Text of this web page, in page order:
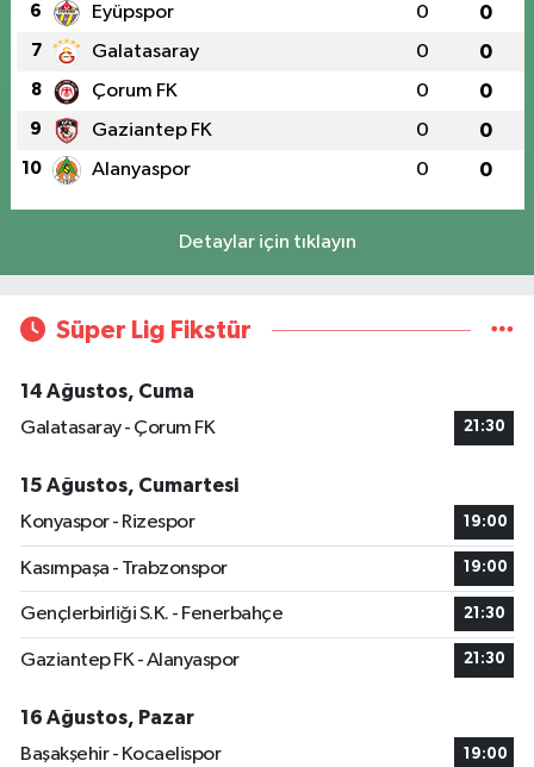
6 Eyüpspor 0 0
7 Galatasaray 0 0
8 Çorum FK 0 0
9 Gaziantep FK 0 0
10 Alanyaspor 0 0
Detaylar için tıklayın
Süper Lig Fikstür
14 Ağustos, Cuma
Galatasaray - Çorum FK
21:30
15 Ağustos, Cumartesi
Konyaspor - Rizespor
19:00
Kasımpaşa - Trabzonspor 19:00
Gençlerbirliği S.K. - Fenerbahçe 21:30
Gaziantep FK - Alanyaspor 21:30
16 Ağustos, Pazar
Başakşehir - Kocaelispor
19:00